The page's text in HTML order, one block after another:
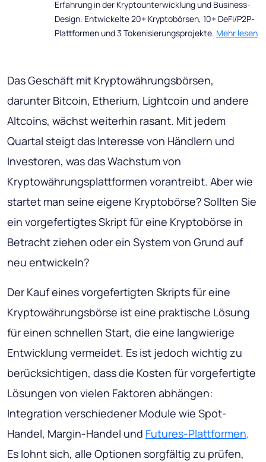
Erfahrung in der Kryptounterwicklung und Business-
Design. Entwickelte 20+ Kryptobörsen, 10+ DeFi/P2P-
Plattformen und 3 Tokenisierungsprojekte. Mehr lesen
Das Geschäft mit Kryptowährungsbörsen,
darunter Bitcoin, Etherium, Lightcoin und andere
Altcoins, wächst weiterhin rasant. Mit jedem
Quartal steigt das Interesse von Händlern und
Investoren, was das Wachstum von
Kryptowährungsplattformen vorantreibt. Aber wie
startet man seine eigene Kryptobörse? Sollten Sie
ein vorgefertigtes Skript für eine Kryptobörse in
Betracht ziehen oder ein System von Grund auf
neu entwickeln?
Der Kauf eines vorgefertigten Skripts für eine
Kryptowährungsbörse ist eine praktische Lösung
für einen schnellen Start, die eine langwierige
Entwicklung vermeidet. Es ist jedoch wichtig zu
berücksichtigen, dass die Kosten für vorgefertigte
Lösungen von vielen Faktoren abhängen:
Integration verschiedener Module wie Spot-
Handel, Margin-Handel und Futures-Plattformen.
Es lohnt sich, alle Optionen sorgfältig zu prüfen,